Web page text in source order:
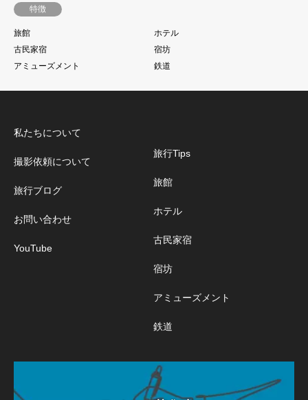
特徴
旅館
ホテル
古民家宿
宿坊
アミューズメント
鉄道
私たちについて
撮影依頼について
旅行ブログ
お問い合わせ
YouTube
旅行Tips
旅館
ホテル
古民家宿
宿坊
アミューズメント
鉄道